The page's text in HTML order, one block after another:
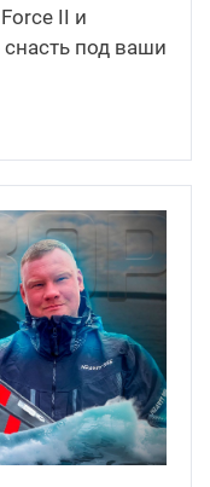
II и
под ваши